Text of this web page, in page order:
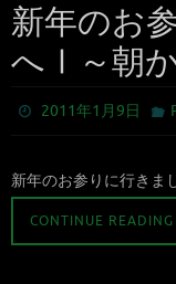
新年のお
へⅠ～朝
2011年1月9日
新年のお参りに行きま
CONTINUE READING